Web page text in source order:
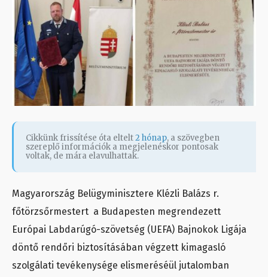
Cikkünk frissítése óta eltelt2 hónap, a szövegben
szereplő információk a megjelenéskor pontosak
voltak, de mára elavulhattak.
Magyarország Belügyminisztere Klézli Balázs r.
főtörzsőrmestert a Budapesten megrendezett
Európai Labdarúgó-szövetség (UEFA) Bajnokok Ligája
döntő rendőri biztosításában végzett kimagasló
szolgálati tevékenysége elismeréséül jutalomban